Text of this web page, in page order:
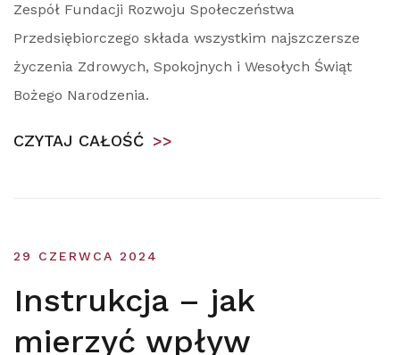
Zespół Fundacji Rozwoju Społeczeństwa
Przedsiębiorczego składa wszystkim najszczersze
życzenia Zdrowych, Spokojnych i Wesołych Świąt
Bożego Narodzenia.
CZYTAJ CAŁOŚĆ >>
29 CZERWCA 2024
Instrukcja – jak
mierzyć wpływ